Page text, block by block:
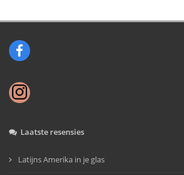
Laatste resensies
Latijns Amerika in je glas